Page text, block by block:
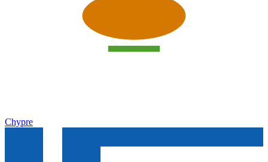
Chypre